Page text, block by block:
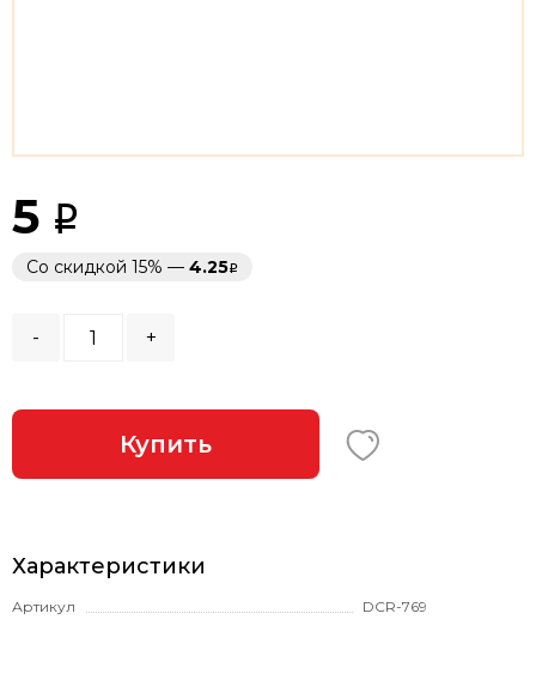
5
Со скидкой 15% — 4.25
- +
Купить
Характеристики
Артикул DCR-769